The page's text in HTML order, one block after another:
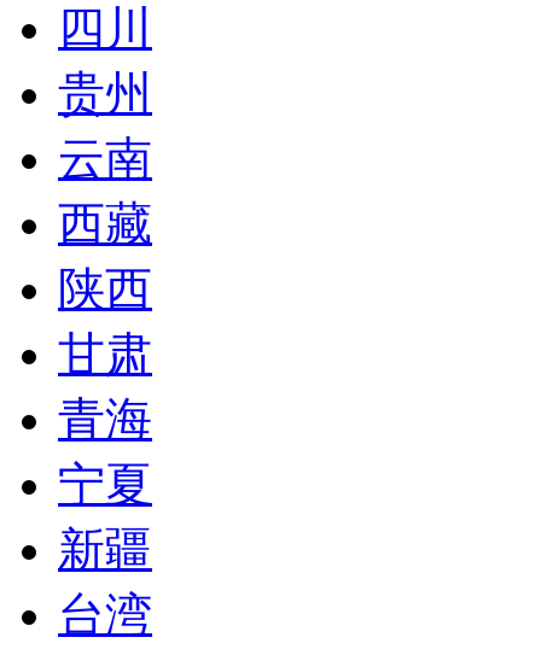
四川
贵州
云南
西藏
陕西
甘肃
青海
宁夏
新疆
台湾